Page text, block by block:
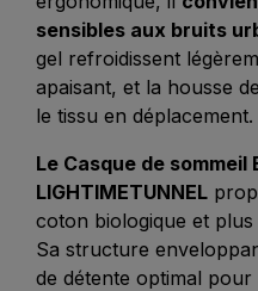
sensibles aux bruits
gel refroidissent
apaisant, et la housse
le tissu en déplacement.
Le Casque de
LIGHTIMETUNNEL
coton biologique et
Sa structure
de détente optimal pour